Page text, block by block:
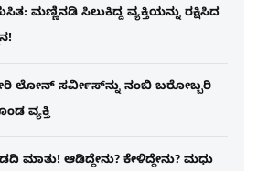
ಮಣ್ಣಿನಡಿ ಸಿಲುಕಿದ್ದ ವ್ಯಕ್ತಿಯನ್ನು ರಕ್ಷಿಸಿದ
ಲೋನ್​ ಸರ್ವೀಸ್​​​ನ್ನು ನಂಬಿ ಬರೋಬ್ಬರಿ
ವ್ಯಕ್ತಿ
ಮಾತು! ಆಡಿದ್ದೇನು? ಕೇಳಿದ್ದೇನು? ಮಧು